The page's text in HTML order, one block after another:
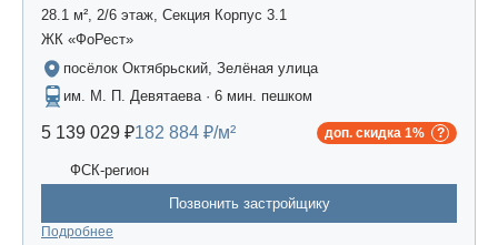
28.1 м², 2/6 этаж, Секция Корпус 3.1
ЖК «ФоРест»
посёлок Октябрьский, Зелёная улица
им. М. П. Девятаева · 6 мин. пешком
5 139 029 ₽182 884 ₽/м² доп. скидка 1%
ФСК-регион
Позвонить застройщику
Подробнее